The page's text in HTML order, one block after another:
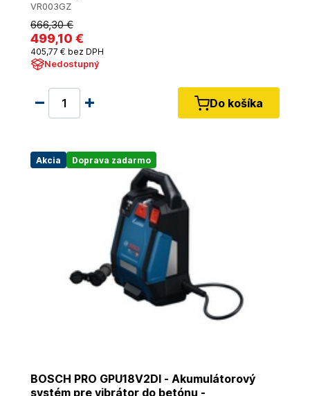
VR003GZ
666,30 €
499,10 €
405,77 € bez DPH
Nedostupný
Do košíka
Akcia Doprava zadarmo
BOSCH PRO GPU18V2DI - Akumulátorový
systém pre vibrátor do betónu -